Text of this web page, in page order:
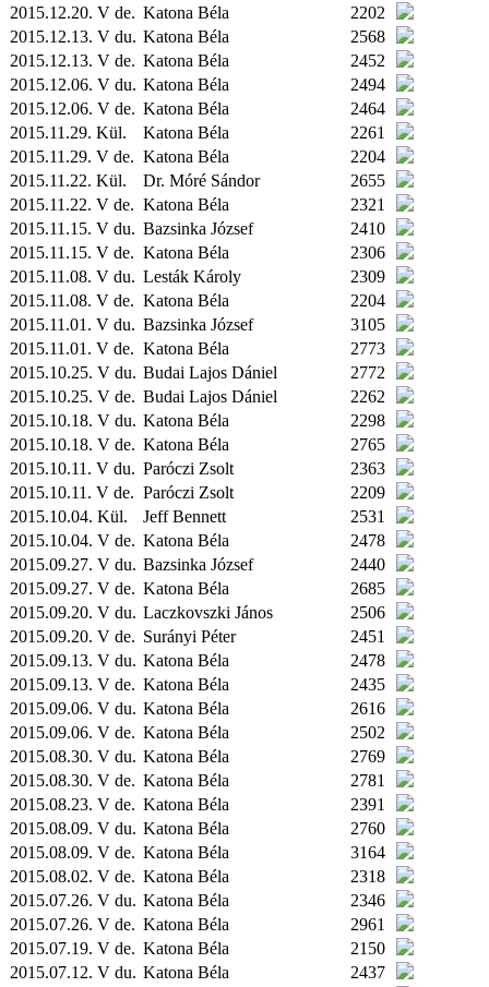
2015.12.20. V de. Katona Béla
2202
2015.12.13. V du. Katona Béla
2568
2015.12.13. V de. Katona Béla
2452
2015.12.06. V du. Katona Béla
2494
2015.12.06. V de. Katona Béla
2464
2015.11.29. Kül. Katona Béla
2261
2015.11.29. V de. Katona Béla
2204
2015.11.22. Kül. Dr. Móré Sándor
2655
2015.11.22. V de. Katona Béla
2321
2015.11.15. V du. Bazsinka József
2410
2015.11.15. V de. Katona Béla
2306
2015.11.08. V du. Lesták Károly
2309
2015.11.08. V de. Katona Béla
2204
2015.11.01. V du. Bazsinka József
3105
2015.11.01. V de. Katona Béla
2773
2015.10.25. V du. Budai Lajos Dániel
2772
2015.10.25. V de. Budai Lajos Dániel
2262
2015.10.18. V du. Katona Béla
2298
2015.10.18. V de. Katona Béla
2765
2015.10.11. V du. Paróczi Zsolt
2363
2015.10.11. V de. Paróczi Zsolt
2209
2015.10.04. Kül. Jeff Bennett
2531
2015.10.04. V de. Katona Béla
2478
2015.09.27. V du. Bazsinka József
2440
2015.09.27. V de. Katona Béla
2685
2015.09.20. V du. Laczkovszki János
2506
2015.09.20. V de. Surányi Péter
2451
2015.09.13. V du. Katona Béla
2478
2015.09.13. V de. Katona Béla
2435
2015.09.06. V du. Katona Béla
2616
2015.09.06. V de. Katona Béla
2502
2015.08.30. V du. Katona Béla
2769
2015.08.30. V de. Katona Béla
2781
2015.08.23. V de. Katona Béla
2391
2015.08.09. V du. Katona Béla
2760
2015.08.09. V de. Katona Béla
3164
2015.08.02. V de. Katona Béla
2318
2015.07.26. V du. Katona Béla
2346
2015.07.26. V de. Katona Béla
2961
2015.07.19. V de. Katona Béla
2150
2015.07.12. V du. Katona Béla
2437